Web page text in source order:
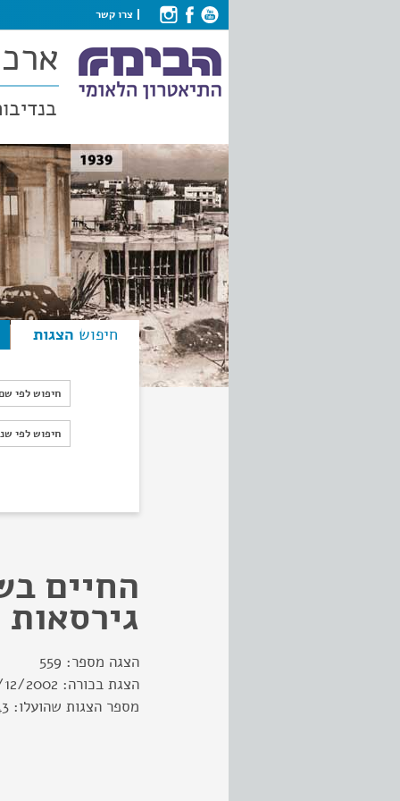
צרו קשר
חיפוש הצגות
חיפוש לפי
חיפוש לפי
חיפוש לפי
החיים
גירסאות
הצגה מספר: 559
הצגת בכורה: 12/2002
מספר הצגות שהועלו: